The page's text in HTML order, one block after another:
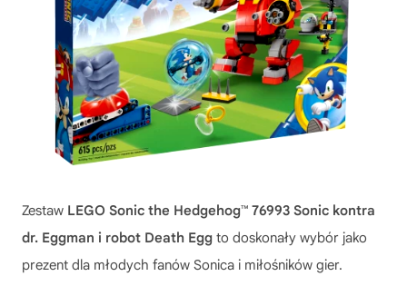
Zestaw LEGO Sonic the Hedgehog™ 76993 Sonic kontra
dr. Eggman i robot Death Egg to doskonały wybór jako
prezent dla młodych fanów Sonica i miłośników gier.